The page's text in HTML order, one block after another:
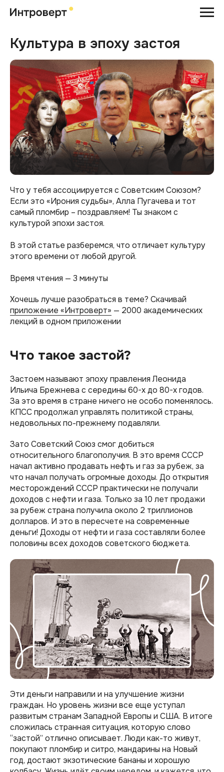
Культура в эпоху застоя
Что у тебя ассоциируется с Советским Союзом?
Если это «‎Ирония судьбы»‎, Алла Пугачева и тот
самый пломбир – поздравляем! Ты знаком с
культурой эпохи застоя.
В этой статье разберемся, что отличает культуру
этого времени от любой другой.
Время чтения — 3 минуты
Хочешь лучше разобраться в теме? Скачивай
приложение «Интроверт» — 2000 академических
лекций в одном приложении
Что такое застой?
Застоем называют эпоху правления Леонида
Ильича Брежнева с середины 60-х до 80-х годов.
За это время в стране ничего не особо поменялось.
КПСС продолжал управлять политикой страны,
недовольных по-прежнему подавляли.
Зато Советский Союз смог добиться
относительного благополучия. В это время СССР
начал активно продавать нефть и газ за рубеж, за
что начал получать огромные доходы. До открытия
месторождений СССР практически не получали
доходов с нефти и газа. Только за 10 лет продажи
за рубеж страна получила около 2 триллионов
долларов. И это в пересчете на современные
деньги! Доходы от нефти и газа составляли более
половины всех доходов советского бюджета.
Эти деньги направили и на улучшение жизни
граждан. Но уровень жизни все еще уступал
развитым странам Западной Европы и США. В итоге
сложилась странная ситуация, которую слово
“застой” отлично описывает. Люди как-то живут,
покупают пломбир и ситро, мандарины на Новый
год, достают экзотические бананы и хорошую